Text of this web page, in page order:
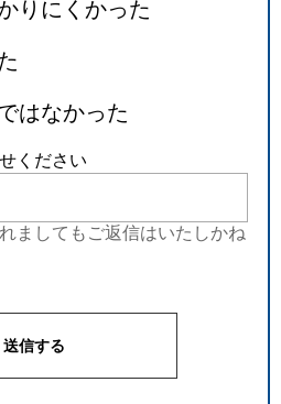
りにくかった
はなかった
ください
ましてもご返信はいたしかね